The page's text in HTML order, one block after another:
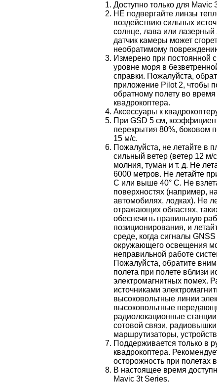
Доступно только для Mavic
НЕ подвергайте линзы
воздействию сильных
солнце, лава или лазерный
датчик камеры может
необратимому
Измерено при постоянной
уровне моря в
справки. Пожалуйста,
приложение Pilot 2, чтобы
обратному полету во время
квадрокоптера.
Аксессуары к
При GSD 5 см,
перекрытия 80%, боковом
15 м/с.
Пожалуйста, не летайте в
сильный ветер (ветер 12 м/
молния, туман и т. д. Не
6000 метров. Не летайте
C или выше 40° C. Не
поверхностях (например,
автомобилях, лодках). Не
отражающих областях, таких
обеспечить правильную
позиционирования, и
среде, когда сигналы GNSS
окружающего освещения
неправильной работе
Пожалуйста, обратите
полета при полете вблизи
электромагнитных помех.
источниками
высоковольтные линии
высоковольтные
радиолокационные
сотовой связи, радиовышки,
маршрутизаторы,
Поддерживается только в
квадрокоптера.
осторожность при полетах в
В настоящее время
Mavic 3t Series.